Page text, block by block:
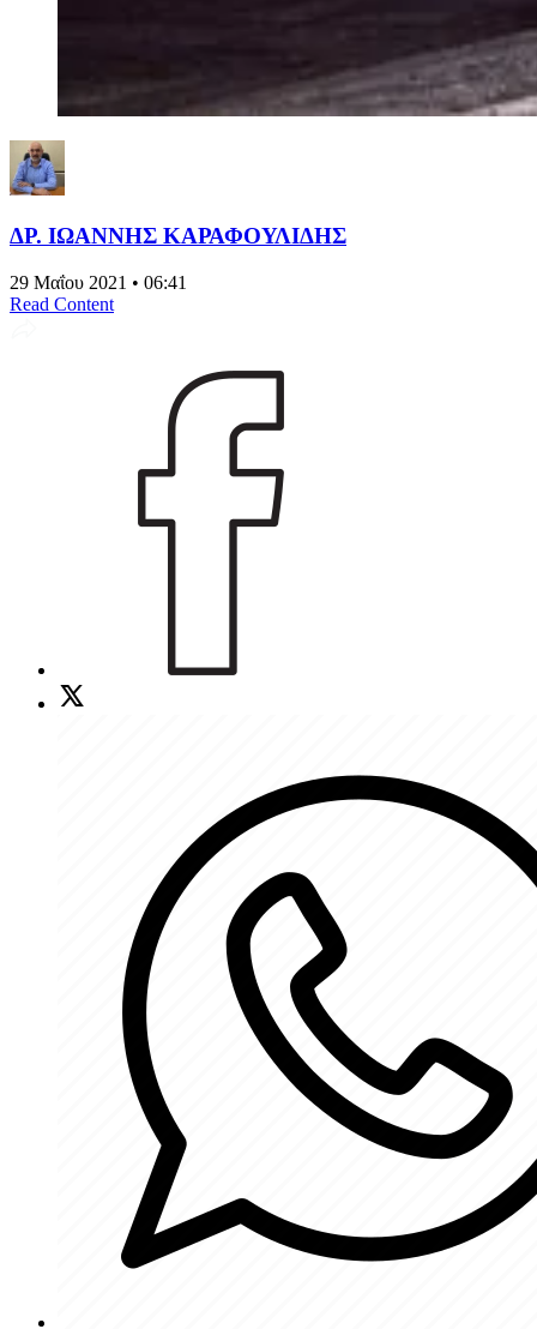
ΔΡ. ΙΩΑΝΝΗΣ ΚΑΡΑΦΟΥΛΙΔΗΣ
29 Μαΐου 2021 • 06:41
Read Content